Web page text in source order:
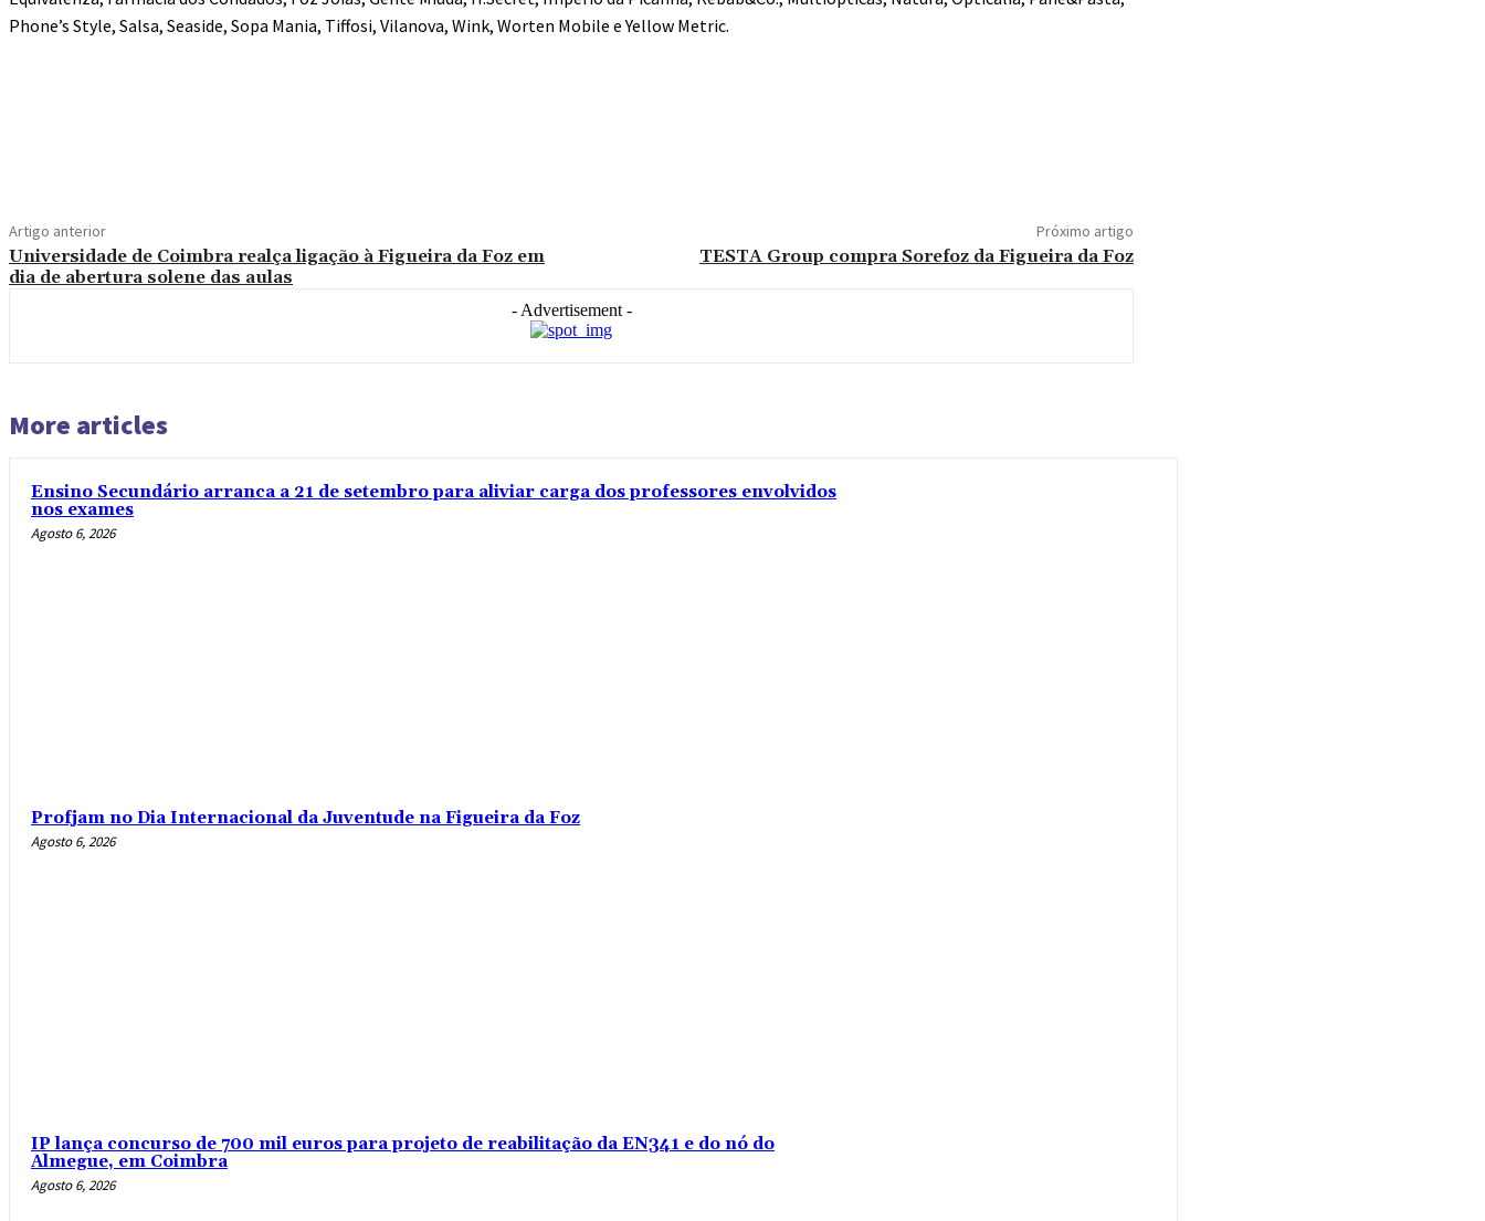
Phone’s Style, Salsa, Seaside, Sopa Mania, Tiffosi, Vilanova, Wink, Worten Mobile e Yellow Metric.
Artigo anterior
Universidade de Coimbra realça ligação à Figueira da Foz em
dia de abertura solene das aulas
Próximo artigo
TESTA Group compra Sorefoz da Figueira da Foz
- Advertisement -
More articles
Ensino Secundário arranca a 21 de setembro para aliviar carga dos professores envolvidos
nos exames
Agosto 6, 2026
Profjam no Dia Internacional da Juventude na Figueira da Foz
Agosto 6, 2026
IP lança concurso de 700 mil euros para projeto de reabilitação da EN341 e do nó do
Almegue, em Coimbra
Agosto 6, 2026